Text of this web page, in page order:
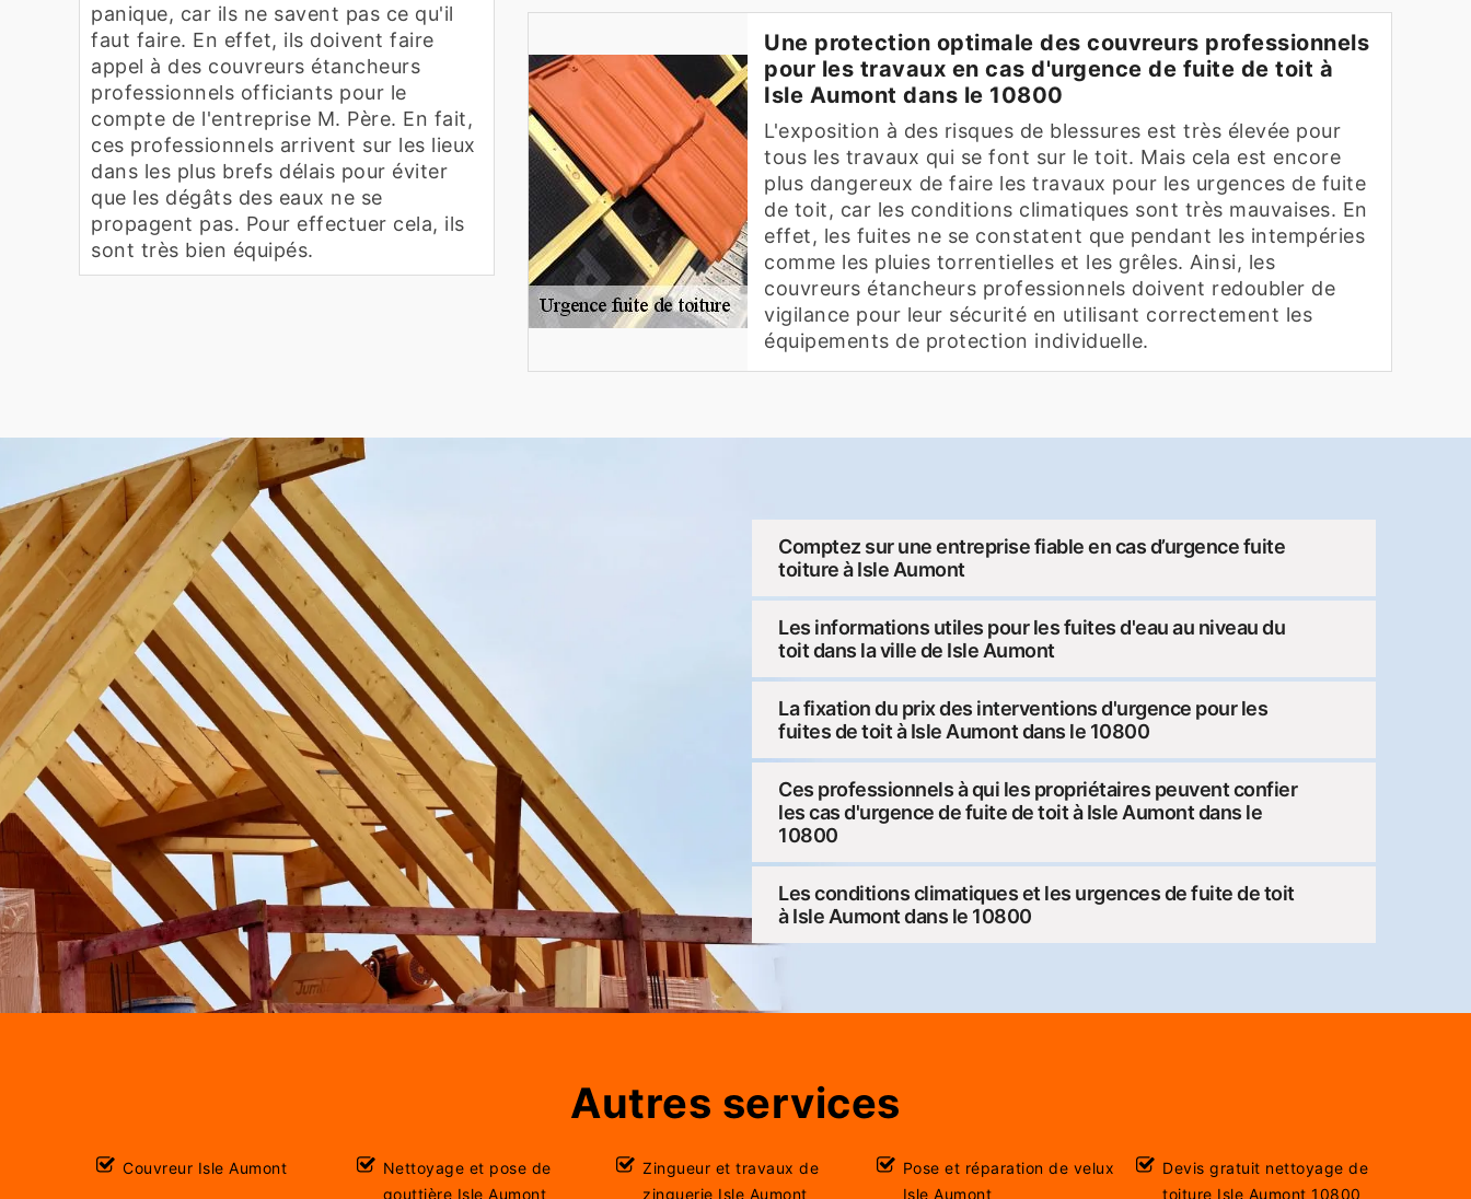
panique, car ils ne savent pas ce qu'il
faut faire. En effet, ils doivent faire
appel à des couvreurs étancheurs
professionnels officiants pour le
compte de l'entreprise M. Père. En fait,
ces professionnels arrivent sur les lieux
dans les plus brefs délais pour éviter
que les dégâts des eaux ne se
propagent pas. Pour effectuer cela, ils
sont très bien équipés.
Une protection optimale des couvreurs professionnels
pour les travaux en cas d'urgence de fuite de toit à
Isle Aumont dans le 10800
L'exposition à des risques de blessures est très élevée pour
tous les travaux qui se font sur le toit. Mais cela est encore
plus dangereux de faire les travaux pour les urgences de fuite
de toit, car les conditions climatiques sont très mauvaises. En
effet, les fuites ne se constatent que pendant les intempéries
comme les pluies torrentielles et les grêles. Ainsi, les
couvreurs étancheurs professionnels doivent redoubler de
vigilance pour leur sécurité en utilisant correctement les
équipements de protection individuelle.
Comptez sur une entreprise fiable en cas d’urgence fuite
toiture à Isle Aumont
Les informations utiles pour les fuites d'eau au niveau du
toit dans la ville de Isle Aumont
La fixation du prix des interventions d'urgence pour les
fuites de toit à Isle Aumont dans le 10800
Ces professionnels à qui les propriétaires peuvent confier
les cas d'urgence de fuite de toit à Isle Aumont dans le
10800
Les conditions climatiques et les urgences de fuite de toit
à Isle Aumont dans le 10800
Autres services
Couvreur Isle Aumont
Nettoyage et pose de
gouttière Isle Aumont
Zingueur et travaux de
zinguerie Isle Aumont
Pose et réparation de velux
Isle Aumont
Devis gratuit nettoyage de
toiture Isle Aumont 10800